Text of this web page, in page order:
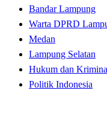
Bandar Lampung
Warta DPRD
Medan
Lampung Selatan
Hukum dan
Politik Indonesia